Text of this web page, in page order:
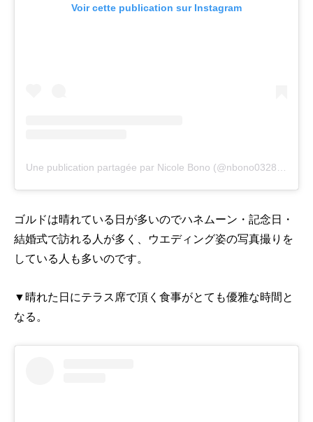
Voir cette publication sur Instagram
ゴルドは晴れている日が多いのでハネムーン・記念日・
結婚式で訪れる人が多く、ウエディング姿の写真撮りを
している人も多いのです。
▼晴れた日にテラス席で頂く食事がとても優雅な時間と
なる。